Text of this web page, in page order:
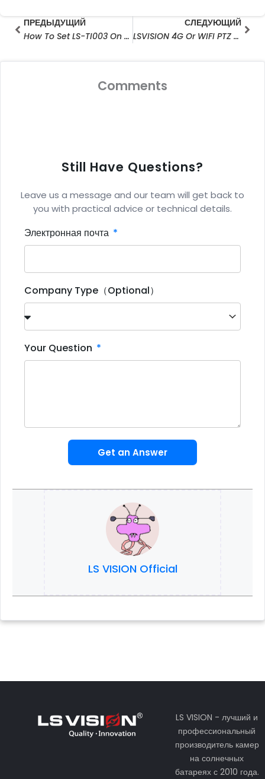
PrevПРЕДЫДУЩИЙ
How To Set LS-TI003 On The Software
СЛЕДУЮЩИЙ
LSVISION 4G Or WIFI PTZ Camera
Comments
Still Have Questions?
Leave us a message and our team will get back to
you with practical advice or technical details.
Электронная почта
Company Type（Optional）
Your Question
Get an Answer
LS VISION Official
LS VISION - лучший и
профессиональный
производитель камер
на солнечных
батареях с 2010 года.